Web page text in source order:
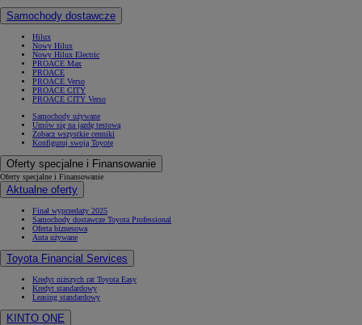
Samochody dostawcze
Hilux
Nowy Hilux
Nowy Hilux Electric
PROACE Max
PROACE
PROACE Verso
PROACE CITY
PROACE CITY Verso
Samochody używane
Umów się na jazdę testową
Zobacz wszystkie cenniki
Konfiguruj swoją Toyotę
Oferty specjalne i Finansowanie
Oferty specjalne i Finansowanie
Aktualne oferty
Finał wyprzedaży 2025
Samochody dostawcze Toyota Professional
Oferta biznesowa
Auta używane
Toyota Financial Services
Kredyt niższych rat Toyota Easy
Kredyt standardowy
Leasing standardowy
KINTO ONE